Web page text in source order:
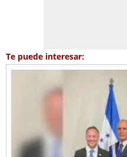
Te puede interesar: